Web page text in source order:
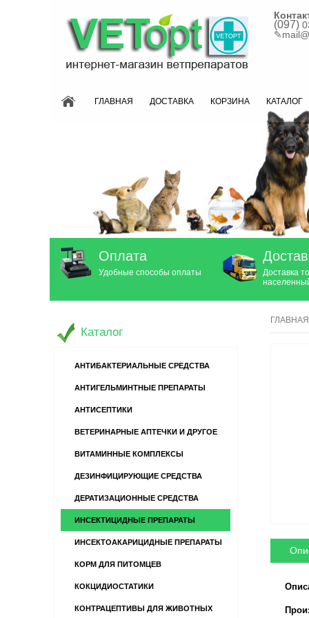
(097)
✎
ГЛАВНАЯ ДОСТАВКА КОРЗИНА КАТАЛОГ
Оплата
Удобные способы оплаты
Доставка
ГЛАВНАЯ
Каталог
АНТИБАКТЕРИАЛЬНЫЕ СРЕДСТВА
АНТИГЕЛЬМИНТНЫЕ ПРЕПАРАТЫ
АНТИСЕПТИКИ
ВЕТЕРИНАРНЫЕ АПТЕЧКИ И ДРУГОЕ
ВИТАМИННЫЕ КОМПЛЕКСЫ
ДЕЗИНФИЦИРУЮЩИЕ СРЕДСТВА
ДЕРАТИЗАЦИОННЫЕ СРЕДСТВА
ИНСЕКТИЦИДНЫЕ ПРЕПАРАТЫ
ИНСЕКТОАКАРИЦИДНЫЕ ПРЕПАРАТЫ
КОРМ ДЛЯ ПИТОМЦЕВ
КОКЦИДИОСТАТИКИ
КОНТРАЦЕПТИВЫ ДЛЯ ЖИВОТНЫХ